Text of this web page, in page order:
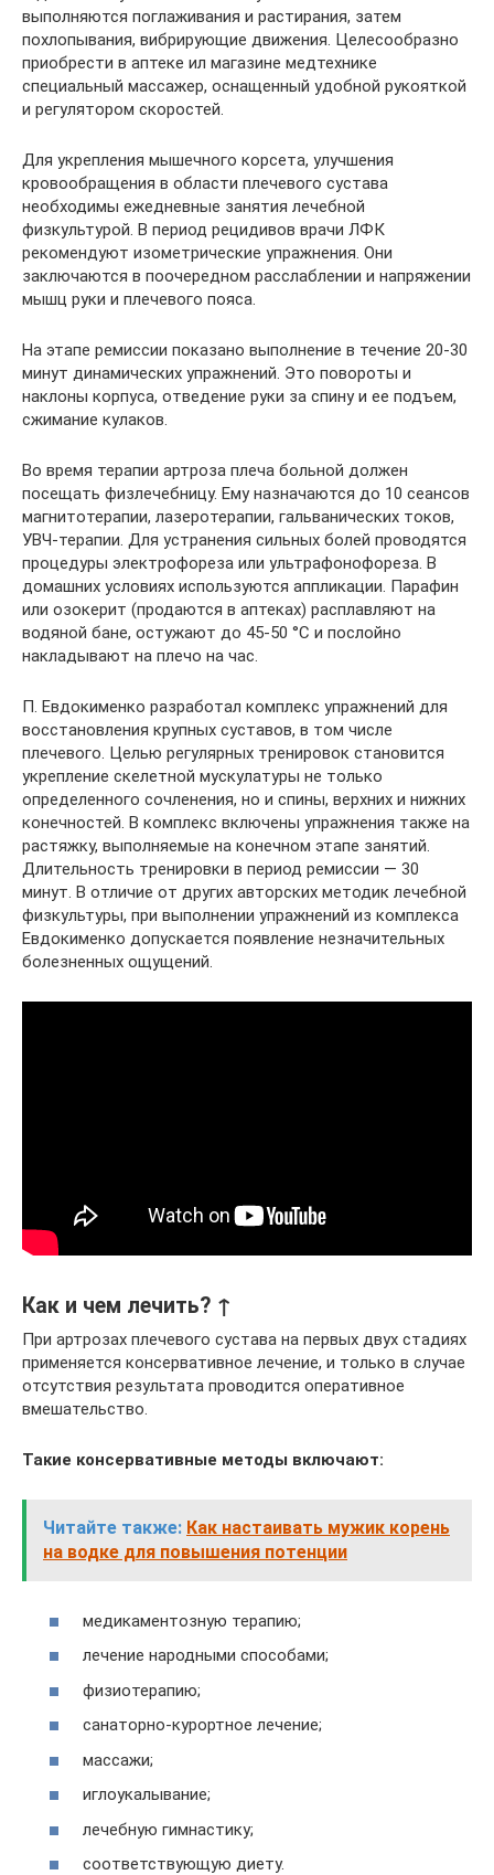
выполняются поглаживания и растирания, затем
похлопывания, вибрирующие движения. Целесообразно
приобрести в аптеке ил магазине медтехнике
специальный массажер, оснащенный удобной рукояткой
и регулятором скоростей.
Для укрепления мышечного корсета, улучшения
кровообращения в области плечевого сустава
необходимы ежедневные занятия лечебной
физкультурой. В период рецидивов врачи ЛФК
рекомендуют изометрические упражнения. Они
заключаются в поочередном расслаблении и напряжении
мышц руки и плечевого пояса.
На этапе ремиссии показано выполнение в течение 20-30
минут динамических упражнений. Это повороты и
наклоны корпуса, отведение руки за спину и ее подъем,
сжимание кулаков.
Во время терапии артроза плеча больной должен
посещать физлечебницу. Ему назначаются до 10 сеансов
магнитотерапии, лазеротерапии, гальванических токов,
УВЧ-терапии. Для устранения сильных болей проводятся
процедуры электрофореза или ультрафонофореза. В
домашних условиях используются аппликации. Парафин
или озокерит (продаются в аптеках) расплавляют на
водяной бане, остужают до 45-50 °C и послойно
накладывают на плечо на час.
П. Евдокименко разработал комплекс упражнений для
восстановления крупных суставов, в том числе
плечевого. Целью регулярных тренировок становится
укрепление скелетной мускулатуры не только
определенного сочленения, но и спины, верхних и нижних
конечностей. В комплекс включены упражнения также на
растяжку, выполняемые на конечном этапе занятий.
Длительность тренировки в период ремиссии — 30
минут. В отличие от других авторских методик лечебной
физкультуры, при выполнении упражнений из комплекса
Евдокименко допускается появление незначительных
болезненных ощущений.
Как и чем лечить? ↑
При артрозах плечевого сустава на первых двух стадиях
применяется консервативное лечение, и только в случае
отсутствия результата проводится оперативное
вмешательство.
Такие консервативные методы включают:
Читайте также: Как настаивать мужик корень
на водке для повышения потенции
медикаментозную терапию;
лечение народными способами;
физиотерапию;
санаторно-курортное лечение;
массажи;
иглоукалывание;
лечебную гимнастику;
соответствующую диету.